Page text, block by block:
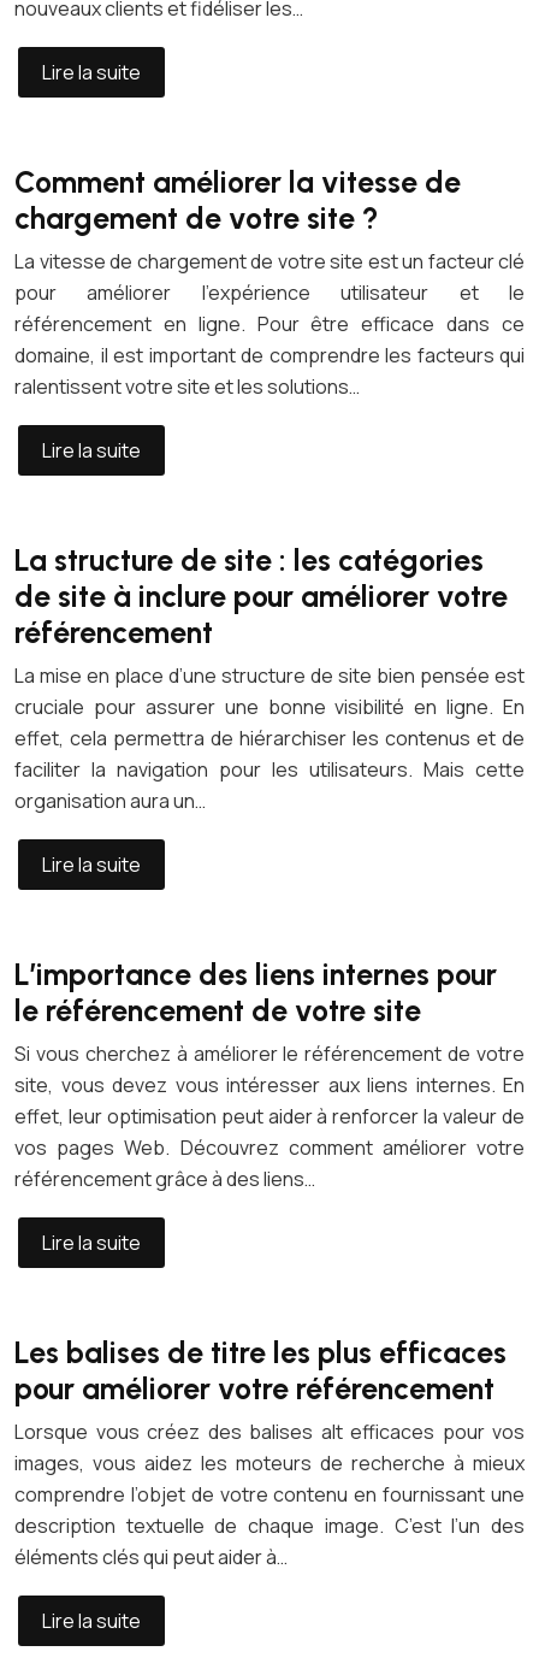
nouveaux clients et fidéliser les…
Lire la suite
Comment améliorer la vitesse de
chargement de votre site ?
La vitesse de chargement de votre site est un facteur clé
pour améliorer l’expérience utilisateur et le
référencement en ligne. Pour être efficace dans ce
domaine, il est important de comprendre les facteurs qui
ralentissent votre site et les solutions…
Lire la suite
La structure de site : les catégories
de site à inclure pour améliorer votre
référencement
La mise en place d’une structure de site bien pensée est
cruciale pour assurer une bonne visibilité en ligne. En
effet, cela permettra de hiérarchiser les contenus et de
faciliter la navigation pour les utilisateurs. Mais cette
organisation aura un…
Lire la suite
L’importance des liens internes pour
le référencement de votre site
Si vous cherchez à améliorer le référencement de votre
site, vous devez vous intéresser aux liens internes. En
effet, leur optimisation peut aider à renforcer la valeur de
vos pages Web. Découvrez comment améliorer votre
référencement grâce à des liens…
Lire la suite
Les balises de titre les plus efficaces
pour améliorer votre référencement
Lorsque vous créez des balises alt efficaces pour vos
images, vous aidez les moteurs de recherche à mieux
comprendre l’objet de votre contenu en fournissant une
description textuelle de chaque image. C’est l’un des
éléments clés qui peut aider à…
Lire la suite